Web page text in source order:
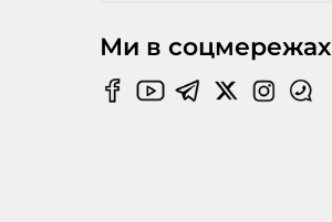
Ми в соцмережах